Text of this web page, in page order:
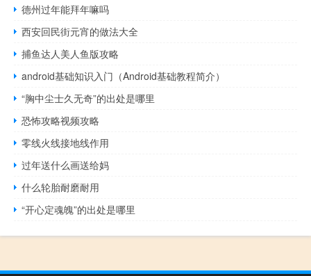
德州过年能拜年嘛吗
西安回民街元宵的做法大全
捕鱼达人美人鱼版攻略
android基础知识入门（Android基础教程简介）
“胸中尘士久无奇”的出处是哪里
恐怖攻略视频攻略
零线火线接地线作用
过年送什么画送给妈
什么轮胎耐磨耐用
“开心定魂魄”的出处是哪里